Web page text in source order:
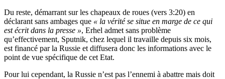
Du reste, démarrant sur les chapeaux de roues (vers 3:20) en
déclarant sans ambages que « la vérité se situe en marge de ce qui
est écrit dans la presse », Erhel admet sans problème
qu’effectivement, Sputnik, chez lequel il travaille depuis six mois,
est financé par la Russie et diffusera donc les informations avec le
point de vue spécifique de cet Etat.
Pour lui cependant, la Russie n’est pas l’ennemi à abattre mais doit